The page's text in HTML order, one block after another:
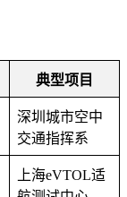
典型项目
深圳城市空中
交通指挥系
上海eVTOL适